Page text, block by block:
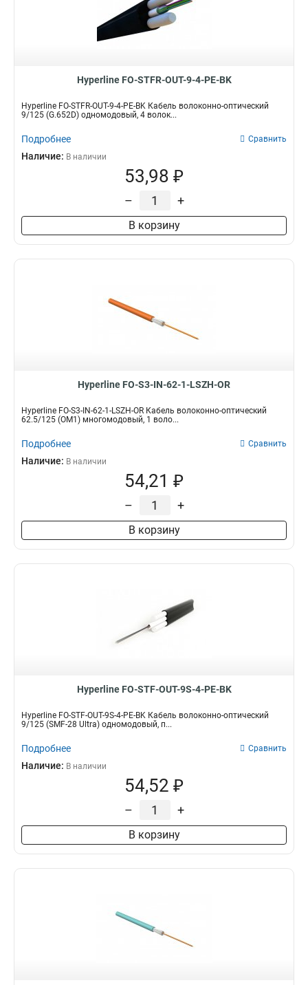
Hyperline FO-STFR-OUT-9-4-PE-BK
Hyperline FO-STFR-OUT-9-4-PE-BK Кабель волоконно-оптический
9/125 (G.652D) одномодовый, 4 волок...
Подробнее Сравнить
Наличие: В наличии
53,98 ₽
– +
В корзину
Hyperline FO-S3-IN-62-1-LSZH-OR
Hyperline FO-S3-IN-62-1-LSZH-OR Кабель волоконно-оптический
62.5/125 (OM1) многомодовый, 1 воло...
Подробнее Сравнить
Наличие: В наличии
54,21 ₽
– +
В корзину
Hyperline FO-STF-OUT-9S-4-PE-BK
Hyperline FO-STF-OUT-9S-4-PE-BK Кабель волоконно-оптический
9/125 (SMF-28 Ultra) одномодовый, п...
Подробнее Сравнить
Наличие: В наличии
54,52 ₽
– +
В корзину